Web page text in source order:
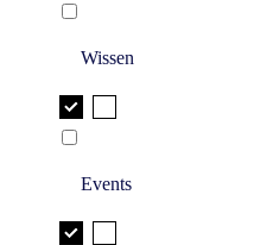
Wissen
Events